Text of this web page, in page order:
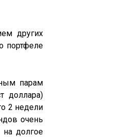
других
портфеле
парам
доллара)
2 недели
очень
долгое